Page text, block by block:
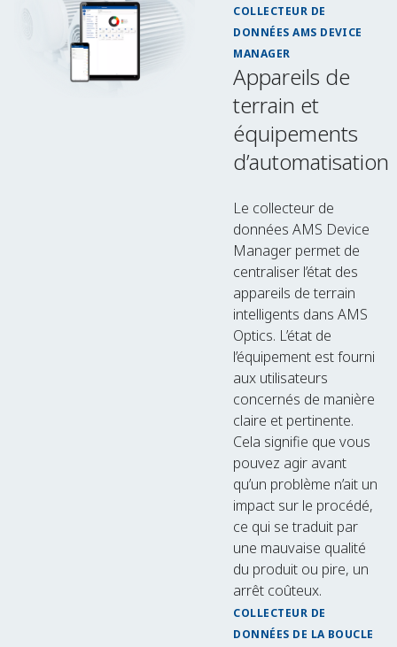
COLLECTEUR DE
DONNÉES AMS DEVICE
MANAGER
Appareils de
terrain et
équipements
d’automatisation
Le collecteur de
données AMS Device
Manager permet de
centraliser l’état des
appareils de terrain
intelligents dans AMS
Optics. L’état de
l’équipement est fourni
aux utilisateurs
concernés de manière
claire et pertinente.
Cela signifie que vous
pouvez agir avant
qu’un problème n’ait un
impact sur le procédé,
ce qui se traduit par
une mauvaise qualité
du produit ou pire, un
arrêt coûteux.
COLLECTEUR DE
DONNÉES DE LA BOUCLE